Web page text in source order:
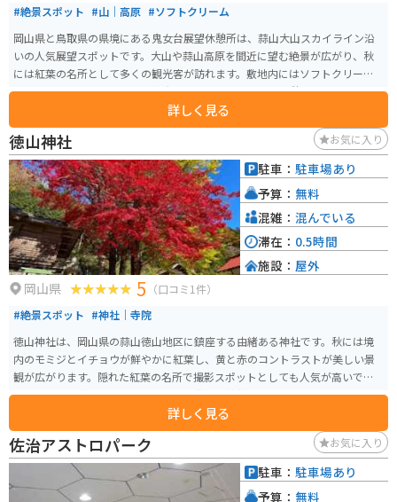
#絶景スポット #山｜高原 #ソフトクリーム
岡山県と鳥取県の県境にある鬼女台展望休憩所は、蒜山大山スカイライン沿
いの人気展望スポットです。大山や蒜山高原を間近に望む絶景が広がり、秋
には紅葉の名所として多くの観光客が訪れます。敷地内にはソフトクリーム
などを販売する売店もあり、雄大な景色を眺めながらの休憩にぴったりで
す。駐車場とトイレも完備されており、ドライブやツーリング途中の立ち寄
りスポットとしてもおすすめです。
詳しく見る
徳山神社 お気に入り
岡山県 5 （口コミ1件）
#絶景スポット #神社｜寺院
徳山神社は、岡山県の蒜山徳山地区に鎮座する由緒ある神社です。秋には境
内のモミジとイチョウが鮮やかに紅葉し、黄と赤のコントラストが美しい景
観が広がります。隠れた紅葉の名所で撮影スポットとしても人気が高いです。
歴史的には、牛頭天王として知られ、佐波良神社とも呼ばれていました。建
立は888年と古く、明治時代に徳山神社と改称されました。その後、幾度かの
境内拡張と建物の改築を経て、今日に至っています。元々は林家の屋敷神や同
族神として祀られていたとされ、毎年神楽が奉納されるなど、地域の宗教的
な行事にも重要な役割を果たしています。 アクセスは蒜山インター降りて、
車で10分ほどの場所にあります。駐車場は神社の隣にありますが台数は少な
詳しく見る
駐車： 駐車場あり
予算： 無料
混雑： 混んでいる
滞在： 0.5時間
施設： 屋外
佐治アストロパーク お気に入り
駐車： 駐車場あり
予算： 無料